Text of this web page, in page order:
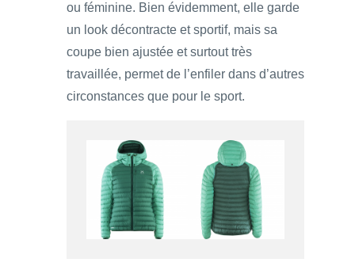
ou féminine. Bien évidemment, elle garde
un look décontracte et sportif, mais sa
coupe bien ajustée et surtout très
travaillée, permet de l’enfiler dans d’autres
circonstances que pour le sport.